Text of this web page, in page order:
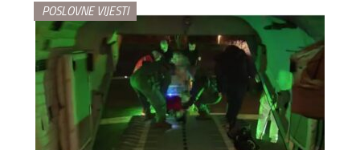
POSLOVNE VIJESTI